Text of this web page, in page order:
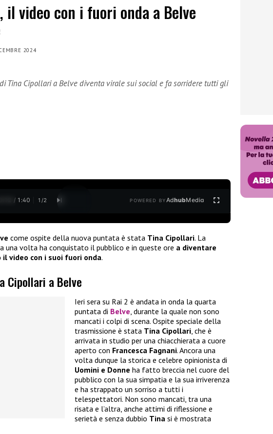
il video con i fuori onda a Belve
2024
Tina Cipollari a Belve diventa virale sui social e fa sorridere tutti gli
0:13 / 1:40 1 /2 POWERED BYAdhubMedia
come ospite della nuova puntata è stata Tina Cipollari. La
una volta ha conquistato il pubblico e in queste ore a diventare
video con i suoi fuori onda.
Cipollari a Belve
Ieri sera su Rai 2 è andata in onda la quarta
puntata di Belve, durante la quale non sono
mancati i colpi di scena. Ospite speciale della
trasmissione è stata Tina Cipollari, che è
arrivata in studio per una chiacchierata a cuore
aperto con Francesca Fagnani. Ancora una
volta dunque la storica e celebre opinionista di
Uomini e Donne ha fatto breccia nel cuore del
pubblico con la sua simpatia e la sua irriverenza
e ha strappato un sorriso a tutti i
telespettatori. Non sono mancati, tra una
risata e l’altra, anche attimi di riflessione e
serietà e senza dubbio Tina si è mostrata